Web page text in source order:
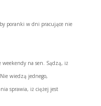
poranki w dni pracujące nie
na sen. Sądzą, iż
wiedzą jednego,
sprawia, iż ciężej jest